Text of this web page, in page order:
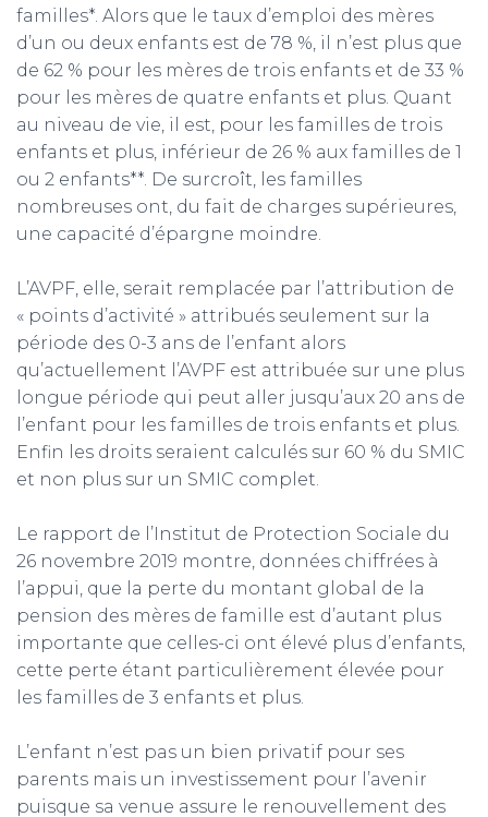
familles*. Alors que le taux d’emploi des mères
d’un ou deux enfants est de 78 %, il n’est plus que
de 62 % pour les mères de trois enfants et de 33 %
pour les mères de quatre enfants et plus. Quant
au niveau de vie, il est, pour les familles de trois
enfants et plus, inférieur de 26 % aux familles de 1
ou 2 enfants**. De surcroît, les familles
nombreuses ont, du fait de charges supérieures,
une capacité d’épargne moindre.
L’AVPF, elle, serait remplacée par l’attribution de
« points d’activité » attribués seulement sur la
période des 0-3 ans de l’enfant alors
qu’actuellement l’AVPF est attribuée sur une plus
longue période qui peut aller jusqu’aux 20 ans de
l’enfant pour les familles de trois enfants et plus.
Enfin les droits seraient calculés sur 60 % du SMIC
et non plus sur un SMIC complet.
Le rapport de l’Institut de Protection Sociale du
26 novembre 2019 montre, données chiffrées à
l’appui, que la perte du montant global de la
pension des mères de famille est d’autant plus
importante que celles-ci ont élevé plus d’enfants,
cette perte étant particulièrement élevée pour
les familles de 3 enfants et plus.
L’enfant n’est pas un bien privatif pour ses
parents mais un investissement pour l’avenir
puisque sa venue assure le renouvellement des